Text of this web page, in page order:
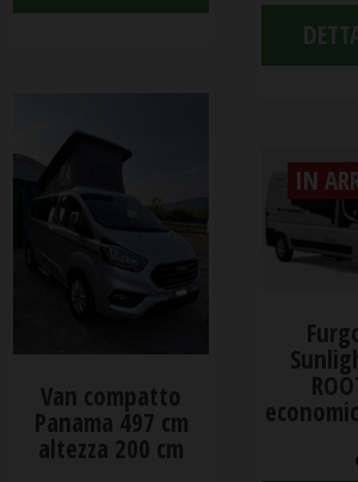
Van compatto
Panama 497 cm
altezza 200 cm
IN